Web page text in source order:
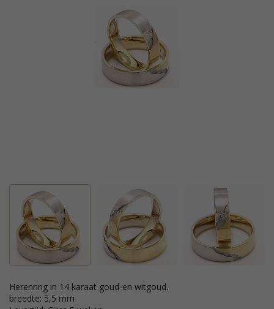
Herenring in 14 karaat goud-en witgoud.
breedte: 5,5 mm